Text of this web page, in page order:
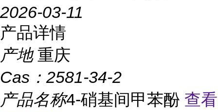
2026-03-11
产品详情
产地 重庆
Cas： 2581-34-2
产品名称4-硝基间甲苯酚 查看